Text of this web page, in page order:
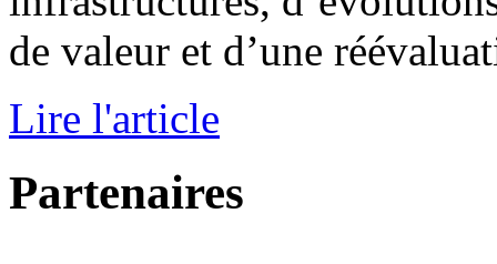
de valeur et d’une
Lire l'article
Partenaires